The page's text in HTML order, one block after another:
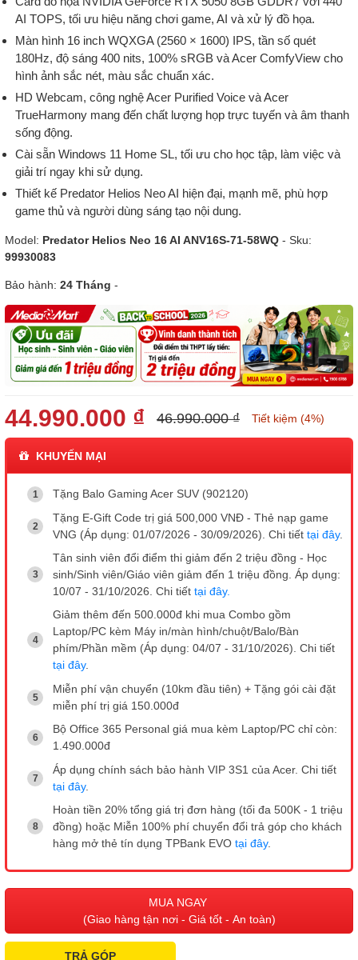
AI TOPS, tối ưu hiệu năng chơi game, AI và xử lý đồ họa.
Màn hình 16 inch WQXGA (2560 × 1600) IPS, tần số quét
180Hz, độ sáng 400 nits, 100% sRGB và Acer ComfyView cho
hình ảnh sắc nét, màu sắc chuẩn xác.
HD Webcam, công nghệ Acer Purified Voice và Acer
TrueHarmony mang đến chất lượng họp trực tuyến và âm thanh
sống động.
Cài sẵn Windows 11 Home SL, tối ưu cho học tập, làm việc và
giải trí ngay khi sử dụng.
Thiết kế Predator Helios Neo AI hiện đại, mạnh mẽ, phù hợp
game thủ và người dùng sáng tạo nội dung.
Model: Predator Helios Neo 16 AI ANV16S-71-58WQ - Sku:
99930083
Bảo hành: 24 Tháng -
44.990.000 ₫ 46.990.000 ₫ Tiết kiệm (4%)
KHUYẾN MẠI
Tặng Balo Gaming Acer SUV (902120)
Tặng E-Gift Code trị giá 500,000 VNĐ - Thẻ nạp game
VNG (Áp dụng: 01/07/2026 - 30/09/2026). Chi tiết tại đây.
Tân sinh viên đổi điểm thi giảm đến 2 triệu đồng - Học
sinh/Sinh viên/Giáo viên giảm đến 1 triệu đồng. Áp dụng:
10/07 - 31/10/2026. Chi tiết tại đây.
Giảm thêm đến 500.000đ khi mua Combo gồm
Laptop/PC kèm Máy in/màn hình/chuột/Balo/Bàn
phím/Phần mềm (Áp dụng: 04/07 - 31/10/2026). Chi tiết
tại đây.
Miễn phí vận chuyển (10km đầu tiên) + Tặng gói cài đặt
miễn phí trị giá 150.000đ
Bộ Office 365 Personal giá mua kèm Laptop/PC chỉ còn:
1.490.000đ
Áp dụng chính sách bảo hành VIP 3S1 của Acer. Chi tiết
tại đây.
Hoàn tiền 20% tổng giá trị đơn hàng (tối đa 500K - 1 triệu
đồng) hoặc Miễn 100% phí chuyển đổi trả góp cho khách
hàng mở thẻ tín dụng TPBank EVO tại đây.
MUA NGAY
(Giao hàng tận nơi - Giá tốt - An toàn)
TRẢ GÓP